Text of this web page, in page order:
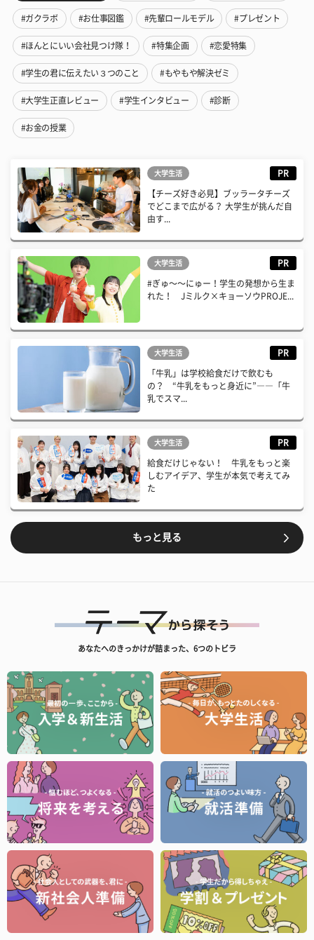
#ガクラボ #お仕事図鑑 #先輩ロールモデル #プレゼント
#ほんとにいい会社見つけ隊！ #特集企画 #恋愛特集
#学生の君に伝えたい３つのこと #もやもや解決ゼミ
#大学生正直レビュー #学生インタビュー #診断
#お金の授業
大学生活 PR
【チーズ好き必見】ブッラータチーズ
でどこまで広がる？ 大学生が挑んだ自
由す...
大学生活 PR
#ぎゅ〜〜にゅー！学生の発想から生ま
れた！ Jミルク×キョーソウPROJE...
大学生活 PR
「牛乳」は学校給食だけで飲むも
の？ “牛乳をもっと身近に”――「牛
乳でスマ...
大学生活 PR
給食だけじゃない！ 牛乳をもっと楽
しむアイデア、学生が本気で考えてみ
た
もっと見る
あなたへのきっかけが詰まった、6つのトビラ